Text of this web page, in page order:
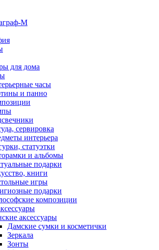
М
для дома
часы
и панно
сервировка
интерьера
статуэтки
и альбомы
подарки
книги
игры
подарки
композиции
аксессуары
Дамские сумки и косметички
Зеркала
Зонты